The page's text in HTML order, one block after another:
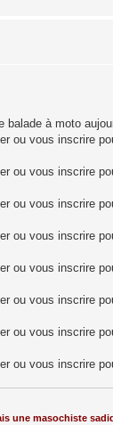
balade à moto
ou vous inscrire
ou vous inscrire
ou vous inscrire
ou vous inscrire
ou vous inscrire
ou vous inscrire
ou vous inscrire
ou vous inscrire
une masochiste